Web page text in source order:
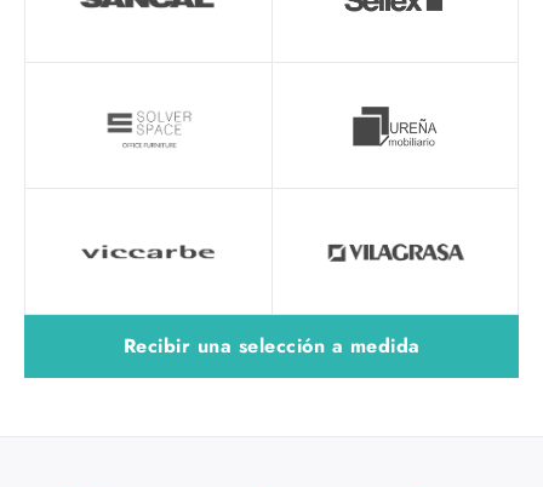
Recibir una selección a medida